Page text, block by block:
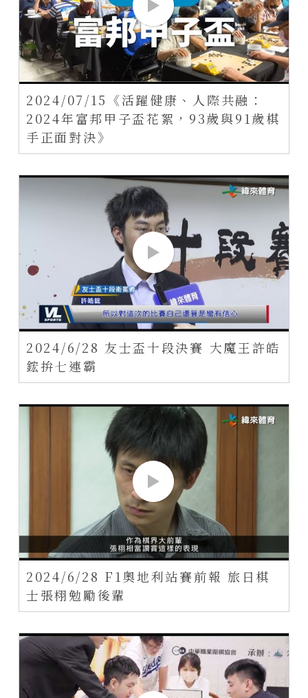
2024/07/15《活躍健康、人際共融：
2024年富邦甲子盃花絮，93歲與91歲棋
手正面對決》
2024/6/28 友士盃十段決賽 大魔王許皓
鋐拚七連霸
2024/6/28 F1奧地利站賽前報 旅日棋
士張栩勉勵後輩